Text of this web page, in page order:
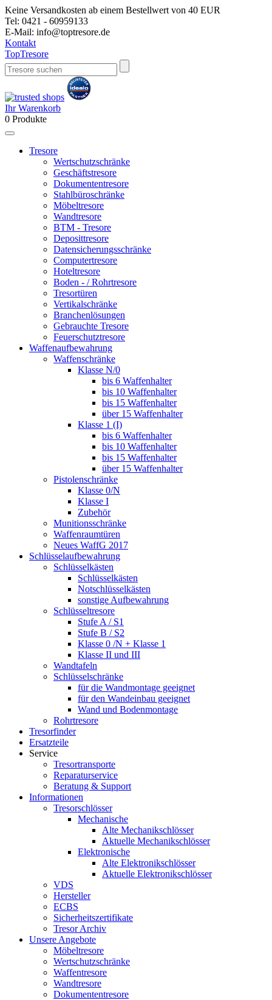
Keine Versandkosten ab einem Bestellwert von 40 EUR
Tel: 0421 - 60959133
E-Mail: info@toptresore.de
Kontakt
TopTresore
Ihr Warenkorb
0 Produkte
Tresore
Wertschutzschränke
Geschäftstresore
Dokumententresore
Stahlbüroschränke
Möbeltresore
Wandtresore
BTM - Tresore
Deposittresore
Datensicherungsschränke
Computertresore
Hoteltresore
Boden - / Rohrtresore
Tresortüren
Vertikalschränke
Branchenlösungen
Gebrauchte Tresore
Feuerschutztresore
Waffenaufbewahrung
Waffenschränke
Klasse N/0
bis 6 Waffenhalter
bis 10 Waffenhalter
bis 15 Waffenhalter
über 15 Waffenhalter
Klasse 1 (I)
bis 6 Waffenhalter
bis 10 Waffenhalter
bis 15 Waffenhalter
über 15 Waffenhalter
Pistolenschränke
Klasse 0/N
Klasse I
Zubehör
Munitionsschränke
Waffenraumtüren
Neues WaffG 2017
Schlüsselaufbewahrung
Schlüsselkästen
Schlüsselkästen
Notschlüsselkästen
sonstige Aufbewahrung
Schlüsseltresore
Stufe A / S1
Stufe B / S2
Klasse 0 /N + Klasse 1
Klasse II und III
Wandtafeln
Schlüsselschränke
für die Wandmontage geeignet
für den Wandeinbau geeignet
Wand und Bodenmontage
Rohrtresore
Tresorfinder
Ersatzteile
Service
Tresortransporte
Reparaturservice
Beratung & Support
Informationen
Tresorschlösser
Mechanische
Alte Mechanikschlösser
Aktuelle Mechanikschlösser
Elektronische
Alte Elektronikschlösser
Aktuelle Elektronikschlösser
VDS
Hersteller
ECBS
Sicherheitszertifikate
Tresor Archiv
Unsere Angebote
Möbeltresore
Wertschutzschränke
Waffentresore
Wandtresore
Dokumententresore